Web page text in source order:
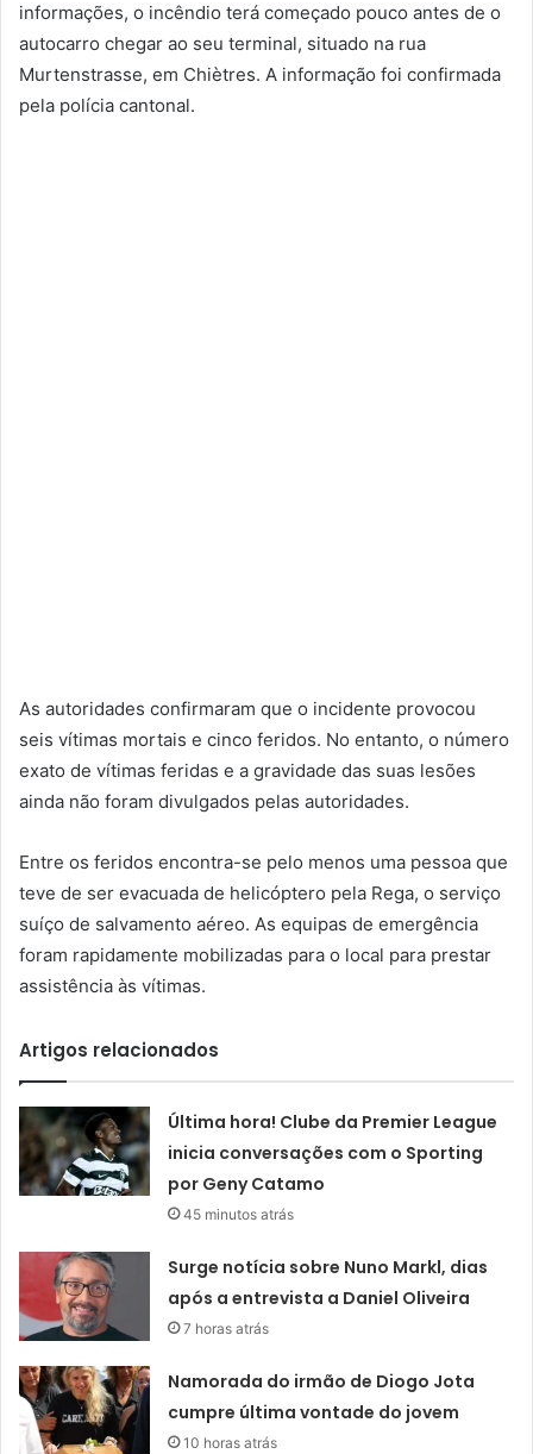
informações, o incêndio terá começado pouco antes de o
autocarro chegar ao seu terminal, situado na rua
Murtenstrasse, em Chiètres. A informação foi confirmada
pela polícia cantonal.
As autoridades confirmaram que o incidente provocou
seis vítimas mortais e cinco feridos. No entanto, o número
exato de vítimas feridas e a gravidade das suas lesões
ainda não foram divulgados pelas autoridades.
Entre os feridos encontra-se pelo menos uma pessoa que
teve de ser evacuada de helicóptero pela Rega, o serviço
suíço de salvamento aéreo. As equipas de emergência
foram rapidamente mobilizadas para o local para prestar
assistência às vítimas.
Artigos relacionados
Última hora! Clube da Premier League
inicia conversações com o Sporting
por Geny Catamo
45 minutos atrás
Surge notícia sobre Nuno Markl, dias
após a entrevista a Daniel Oliveira
7 horas atrás
Namorada do irmão de Diogo Jota
cumpre última vontade do jovem
10 horas atrás